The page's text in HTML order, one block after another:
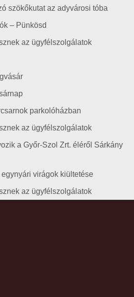
szökőkutat az adyvárosi tóba
– Pünkösd
az ügyfélszolgálatok
parkolóházban
az ügyfélszolgálatok
a Győr-Szol Zrt. éléről Sárkány
virágok kiültetése
az ügyfélszolgálatok